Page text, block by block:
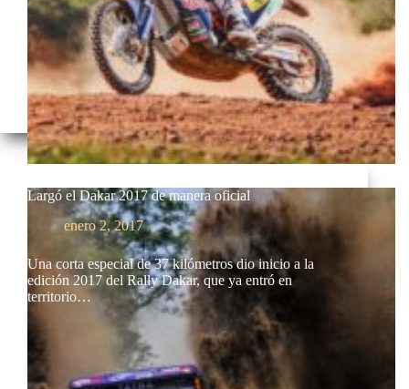
Largó el Dakar 2017 de manera oficial
enero 2, 2017
Una corta especial de 37 kilómetros dio inicio a la
edición 2017 del Rally Dakar, que ya entró en
territorio…